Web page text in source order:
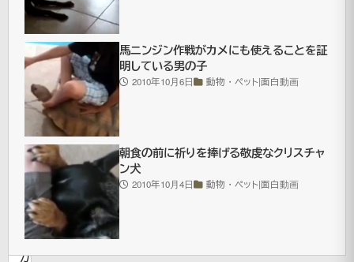
ニ
ン
グ
集
だ
と
思
い
ま
す
が、
馬ニンジン作戦がカメにも使えることを証
明している男の子
2010年10月6日 動物・ペット|面白動画
朝食の前に祈りを捧げる敬虔なクリスチャ
ン犬
2010年10月4日 動物・ペット|面白動画